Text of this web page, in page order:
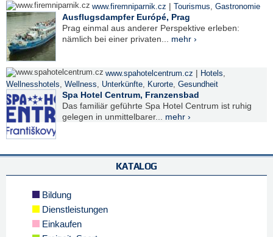
www.firemniparnik.cz | Tourismus, Gastronomie
Ausflugsdampfer Európé, Prag
Prag einmal aus anderer Perspektive erleben:
nämlich bei einer privaten... mehr ›
www.spahotelcentrum.cz | Hotels,
Wellnesshotels, Wellness, Unterkünfte, Kurorte, Gesundheit
Spa Hotel Centrum, Franzensbad
Das familiär geführte Spa Hotel Centrum ist ruhig
gelegen in unmittelbarer... mehr ›
KATALOG
Bildung
Dienstleistungen
Einkaufen